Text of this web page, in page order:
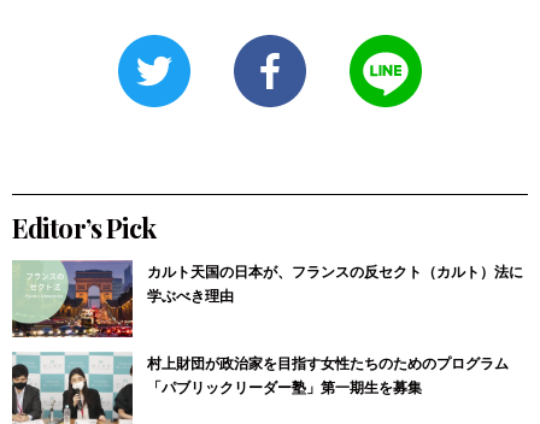
Editor’s Pick
カルト天国の日本が、フランスの反セクト（カルト）法に
学ぶべき理由
村上財団が政治家を目指す女性たちのためのプログラム
「パブリックリーダー塾」第一期生を募集